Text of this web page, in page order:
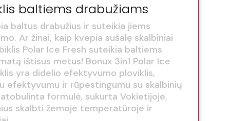
baltiems drabužiams
baltus drabužius ir suteikia jiems
Ar žinai, kaip kvepia sušalę skalbiniai
Polar Ice Fresh suteikia baltiems
ištisus metus! Bonux 3in1 Polar Ice
yra didelio efektyvumo ploviklis,
efektyvumu ir rūpestingumu su skalbinių
formulė, sukurta Vokietijoje,
skalbti žemoje temperatūroje ir